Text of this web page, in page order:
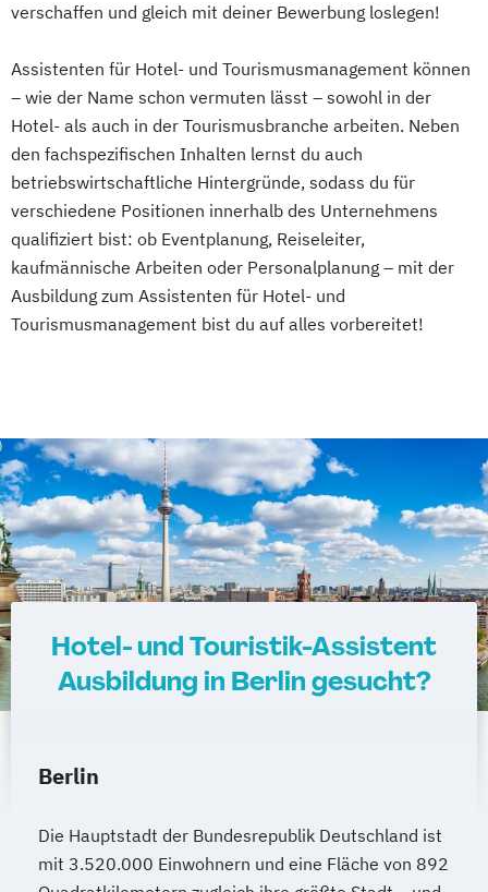
verschaffen und gleich mit deiner Bewerbung loslegen!
Assistenten für Hotel- und Tourismusmanagement können
– wie der Name schon vermuten lässt – sowohl in der
Hotel- als auch in der Tourismusbranche arbeiten. Neben
den fachspezifischen Inhalten lernst du auch
betriebswirtschaftliche Hintergründe, sodass du für
verschiedene Positionen innerhalb des Unternehmens
qualifiziert bist: ob Eventplanung, Reiseleiter,
kaufmännische Arbeiten oder Personalplanung – mit der
Ausbildung zum Assistenten für Hotel- und
Tourismusmanagement bist du auf alles vorbereitet!
Hotel- und Touristik-Assistent
Ausbildung in Berlin gesucht?
Berlin
Die Hauptstadt der Bundesrepublik Deutschland ist
mit 3.520.000 Einwohnern und eine Fläche von 892